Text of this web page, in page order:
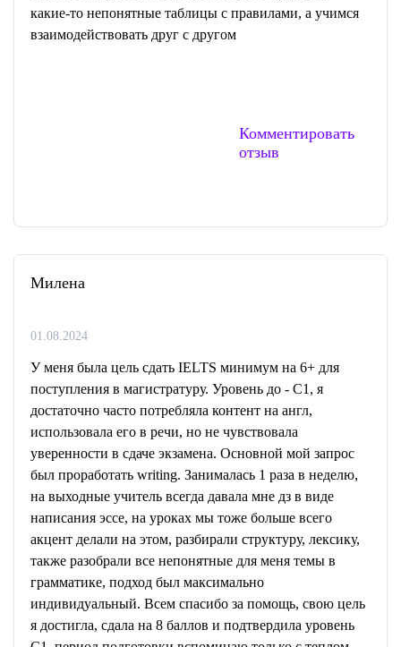
какие-то непонятные таблицы с правилами, а учимся
взаимодействовать друг с другом
Комментировать
отзыв
Милена
01.08.2024
У меня была цель сдать IELTS минимум на 6+ для
поступления в магистратуру. Уровень до - C1, я
достаточно часто потребляла контент на англ,
использовала его в речи, но не чувствовала
уверенности в сдаче экзамена. Основной мой запрос
был проработать writing. Занималась 1 раза в неделю,
на выходные учитель всегда давала мне дз в виде
написания эссе, на уроках мы тоже больше всего
акцент делали на этом, разбирали структуру, лексику,
также разобрали все непонятные для меня темы в
грамматике, подход был максимально
индивидуальный. Всем спасибо за помощь, свою цель
я достигла, сдала на 8 баллов и подтвердила уровень